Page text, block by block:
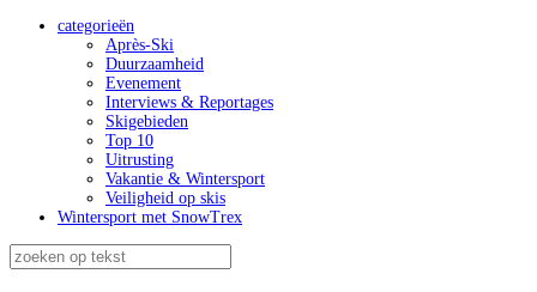
categorieën
Après-Ski
Duurzaamheid
Evenement
Interviews & Reportages
Skigebieden
Top 10
Uitrusting
Vakantie & Wintersport
Veiligheid op skis
Wintersport met SnowTrex